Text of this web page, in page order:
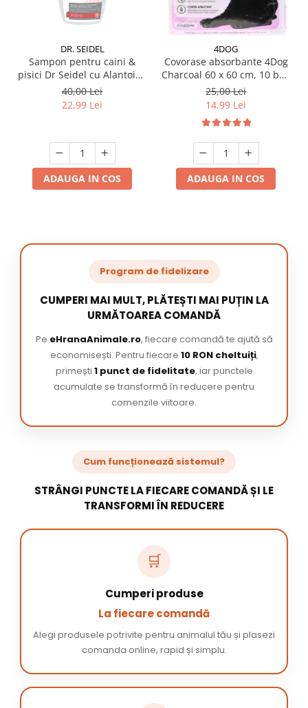
DR. SEIDEL
Sampon pentru caini &
pisici Dr Seidel cu Alantoina
220 ml
40,00 Lei
22,99 Lei
ADAUGA IN COS
4DOG
Covorase absorbante 4Dog
Charcoal 60 x 60 cm, 10 buc
/ pachet
25,00 Lei
14,99 Lei
ADAUGA IN COS
Program de fidelizare
CUMPERI MAI MULT, PLĂTEȘTI MAI PUȚIN LA
URMĂTOAREA COMANDĂ
Pe eHranaAnimale.ro, fiecare comandă te ajută să
economisești. Pentru fiecare 10 RON cheltuiți,
primești 1 punct de fidelitate, iar punctele
acumulate se transformă în reducere pentru
comenzile viitoare.
Cum funcționează sistemul?
STRÂNGI PUNCTE LA FIECARE COMANDĂ ȘI LE
TRANSFORMI ÎN REDUCERE
🛒
Cumperi produse
La fiecare comandă
Alegi produsele potrivite pentru animalul tău și plasezi
comanda online, rapid și simplu.